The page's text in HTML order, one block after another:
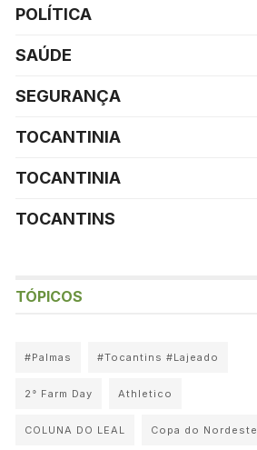
POLÍTICA
SAÚDE
SEGURANÇA
TOCANTINIA
TOCANTINIA
TOCANTINS
TÓPICOS
#Palmas #Tocantins #Lajeado
2° Farm Day Athletico
COLUNA DO LEAL Copa do Nordeste